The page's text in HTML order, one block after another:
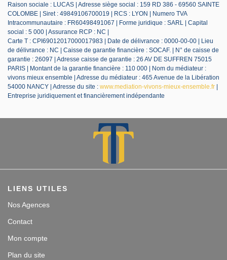
Raison sociale : LUCAS | Adresse siège social : 159 RD 386 - 69560 SAINTE
COLOMBE | Siret : 49849106700019 | RCS : LYON | Numero TVA
Intracommunautaire : FR60498491067 | Forme juridique : SARL | Capital
social : 5 000 | Assurance RCP : NC |
Carte T : CPI69012017000017983 | Date de délivrance : 0000-00-00 | Lieu
de délivrance : NC | Caisse de garantie financière : SOCAF. | N° de caisse de
garantie : 26097 | Adresse caisse de garantie : 26 AV DE SUFFREN 75015
PARIS | Montant de la garantie financière : 110 000 | Nom du médiateur :
vivons mieux ensemble | Adresse du médiateur : 465 Avenue de la Libération
54000 NANCY | Adresse du site : www.mediation-vivons-mieux-ensemble.fr
Entreprise juridiquement et financièrement indépendante
LIENS UTILES
Nos Agences
Contact
Mon compte
Plan du site